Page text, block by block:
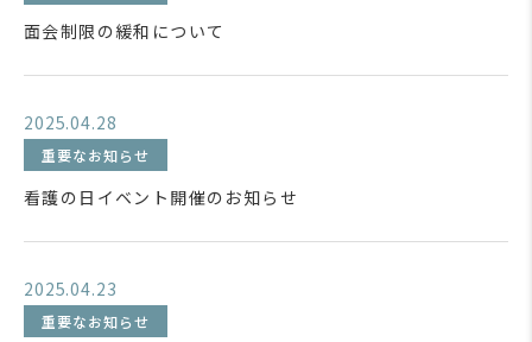
面会制限の緩和について
2025.04.28
重要なお知らせ
看護の日イベント開催のお知らせ
2025.04.23
重要なお知らせ